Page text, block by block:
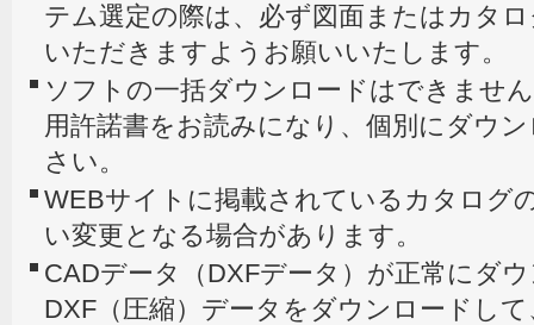
テム選定の際は、必ず図面またはカタ
いただきますようお願いいたします。
ソフトの一括ダウンロードはできませ
用許諾書をお読みになり、個別にダウ
さい。
WEBサイトに掲載されているカタログ
い変更となる場合があります。
CADデータ（DXFデータ）が正常にダ
DXF（圧縮）データをダウンロードし